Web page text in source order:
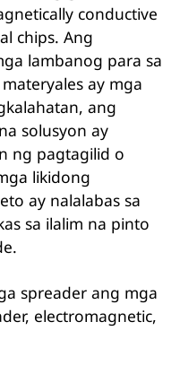
conductive
chips. Ang
lambanog para sa
ay mga
ang
solusyon ay
ng pagtagilid o
likidong
ay nalalabas sa
sa ilalim na pinto
spreader ang mga
electromagnetic,